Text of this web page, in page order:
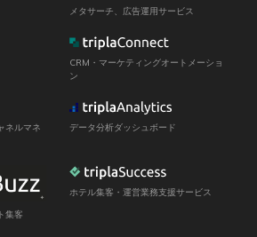
メタサーチ、広告運用サービス
CRM・マーケティングオートメーショ
ン
ネルマネ
データ分析ダッシュボード
集客
ホテル集客・運営業務支援サービス